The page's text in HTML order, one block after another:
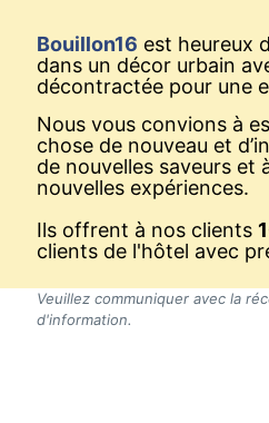
Bouillon16 est heureux
dans un décor urbain
décontractée pour une
Nous vous convions à
chose de nouveau et
de nouvelles saveurs et
nouvelles expériences.
Ils offrent à nos clients
clients de l'hôtel avec
Veuillez communiquer avec la
d'information.